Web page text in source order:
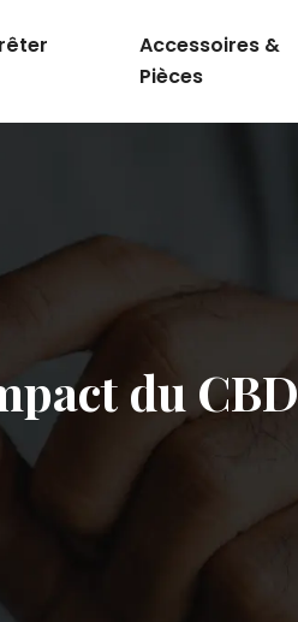
Accessoires &
Pièces
du CBD